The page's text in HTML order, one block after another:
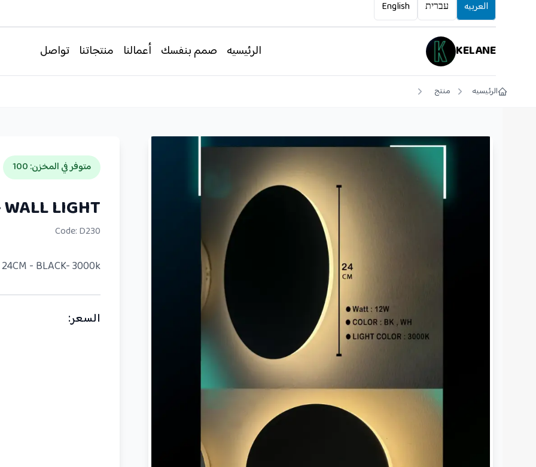
العربيه עברית English
KELANE الرئيسيه صمم بنفسك أعمالنا منتجاتنا تواصل
الرئيسيه منتج
متوفر في المخزن:
100
WALL LIGHT - انارة حائط (انارة مخفية)
Code:D230
- BLACK- 3000k
السعر: